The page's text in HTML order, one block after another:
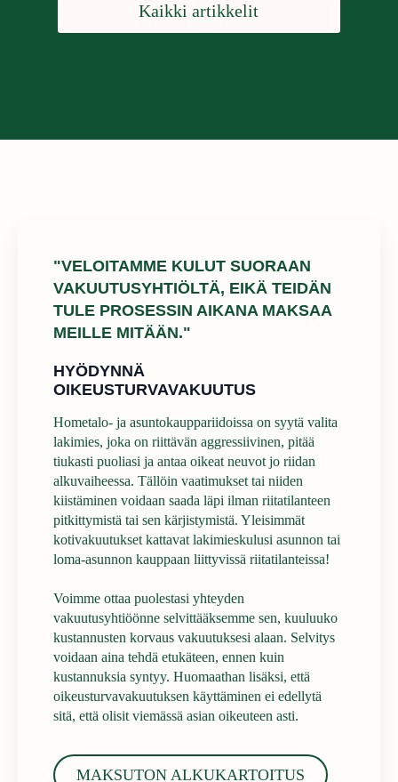
Kaikki artikkelit
"VELOITAMME KULUT SUORAAN
VAKUUTUSYHTIÖLTÄ, EIKÄ TEIDÄN
TULE PROSESSIN AIKANA MAKSAA
MEILLE MITÄÄN."
HYÖDYNNÄ
OIKEUSTURVAVAKUUTUS
Hometalo- ja asuntokauppariidoissa on syytä valita
lakimies, joka on riittävän aggressiivinen, pitää
tiukasti puoliasi ja antaa oikeat neuvot jo riidan
alkuvaiheessa. Tällöin vaatimukset tai niiden
kiistäminen voidaan saada läpi ilman riitatilanteen
pitkittymistä tai sen kärjistymistä. Yleisimmät
kotivakuutukset kattavat lakimieskulusi asunnon tai
loma-asunnon kauppaan liittyvissä riitatilanteissa!
Voimme ottaa puolestasi yhteyden
vakuutusyhtiöönne selvittääksemme sen, kuuluuko
kustannusten korvaus vakuutuksesi alaan. Selvitys
voidaan aina tehdä etukäteen, ennen kuin
kustannuksia syntyy. Huomaathan lisäksi, että
oikeusturvavakuutuksen käyttäminen ei edellytä
sitä, että olisit viemässä asian oikeuteen asti.
MAKSUTON ALKUKARTOITUS